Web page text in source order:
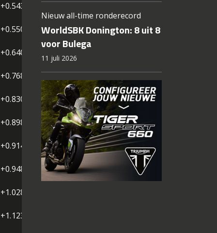
+0.543
+0.550
+0.640
+0.768
+0.830
+0.898
+0.914
+0.948
+1.028
+1.123
Nieuw all-time ronderecord
WorldSBK Donington: 8 uit 8
voor Bulega
11 juli 2026